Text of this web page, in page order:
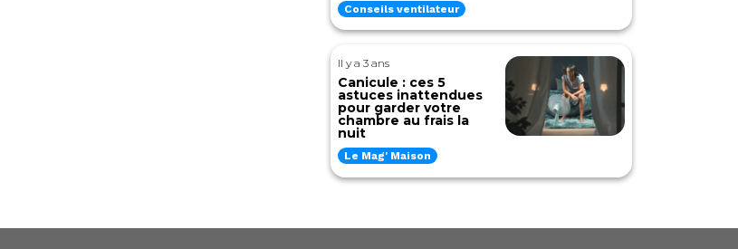
Conseils ventilateur
Il y a 3 ans
Canicule : ces 5
astuces inattendues
pour garder votre
chambre au frais la
nuit
Le Mag' Maison